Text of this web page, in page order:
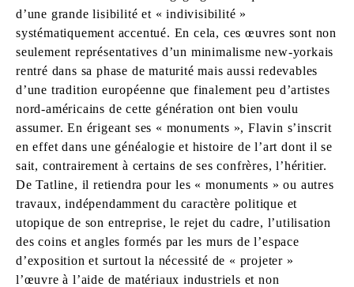
d’une grande lisibilité et « indivisibilité »
systématiquement accentué. En cela, ces œuvres sont non
seulement représentatives d’un minimalisme new-yorkais
rentré dans sa phase de maturité mais aussi redevables
d’une tradition européenne que finalement peu d’artistes
nord-américains de cette génération ont bien voulu
assumer. En érigeant ses « monuments », Flavin s’inscrit
en effet dans une généalogie et histoire de l’art dont il se
sait, contrairement à certains de ses confrères, l’héritier.
De Tatline, il retiendra pour les « monuments » ou autres
travaux, indépendamment du caractère politique et
utopique de son entreprise, le rejet du cadre, l’utilisation
des coins et angles formés par les murs de l’espace
d’exposition et surtout la nécessité de « projeter »
l’œuvre à l’aide de matériaux industriels et non